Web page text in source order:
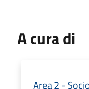
A cura di
Area 2 -